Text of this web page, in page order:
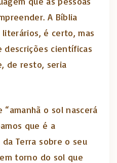
A Bíblia
é certo, mas
descrições científicas
de resto, seria
o sol nascerá
que é a
Terra sobre o seu
torno do sol que